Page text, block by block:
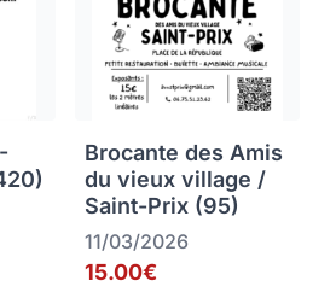
Brocante des Amis
du vieux village /
Saint-Prix (95)
11/03/2026
15.00€